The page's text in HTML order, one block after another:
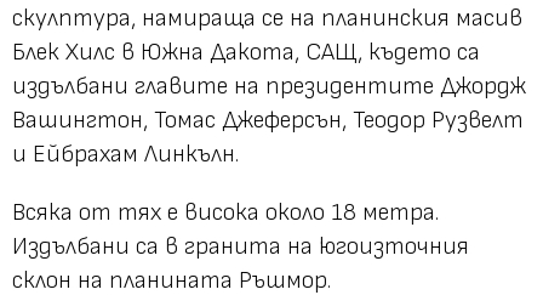
скулптура, намираща се на планинския масив
Блек Хилс в Южна Дакота, САЩ, където са
издълбани главите на президентите Джордж
Вашингтон, Томас Джеферсън, Теодор Рузвелт
и Ейбрахам Линкълн.
Всяка от тях е висока около 18 метра.
Издълбани са в гранита на югоизточния
склон на планината Ръшмор.